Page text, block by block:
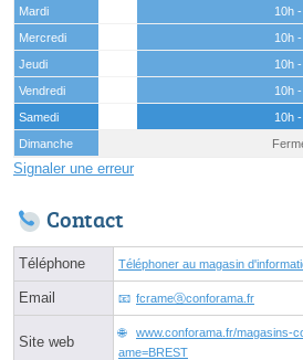
Mardi
10h
Mercredi
10h
Jeudi
10h
Vendredi
10h
Samedi
10h
Dimanche
Signaler une erreur
Contact
Téléphone Téléphoner au magasin
Email fcrameⓐconforama.fr
Site web
www.conforama.fr/magasins-
ame=BREST